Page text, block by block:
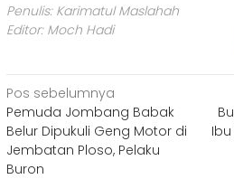
Penulis: Karimatul Maslahah
Editor: Moch Hadi
Navigasi
pos
Pos sebelumnya
Pemuda Jombang Babak
Belur Dipukuli Geng Motor di
Jembatan Ploso, Pelaku
Buron